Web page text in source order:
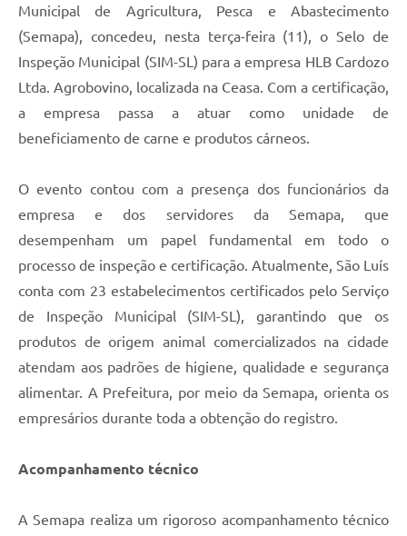
Municipal de Agricultura, Pesca e Abastecimento
(Semapa), concedeu, nesta terça-feira (11), o Selo de
Inspeção Municipal (SIM-SL) para a empresa HLB Cardozo
Ltda. Agrobovino, localizada na Ceasa. Com a certificação,
a empresa passa a atuar como unidade de
beneficiamento de carne e produtos cárneos.
O evento contou com a presença dos funcionários da
empresa e dos servidores da Semapa, que
desempenham um papel fundamental em todo o
processo de inspeção e certificação. Atualmente, São Luís
conta com 23 estabelecimentos certificados pelo Serviço
de Inspeção Municipal (SIM-SL), garantindo que os
produtos de origem animal comercializados na cidade
atendam aos padrões de higiene, qualidade e segurança
alimentar. A Prefeitura, por meio da Semapa, orienta os
empresários durante toda a obtenção do registro.
Acompanhamento técnico
A Semapa realiza um rigoroso acompanhamento técnico